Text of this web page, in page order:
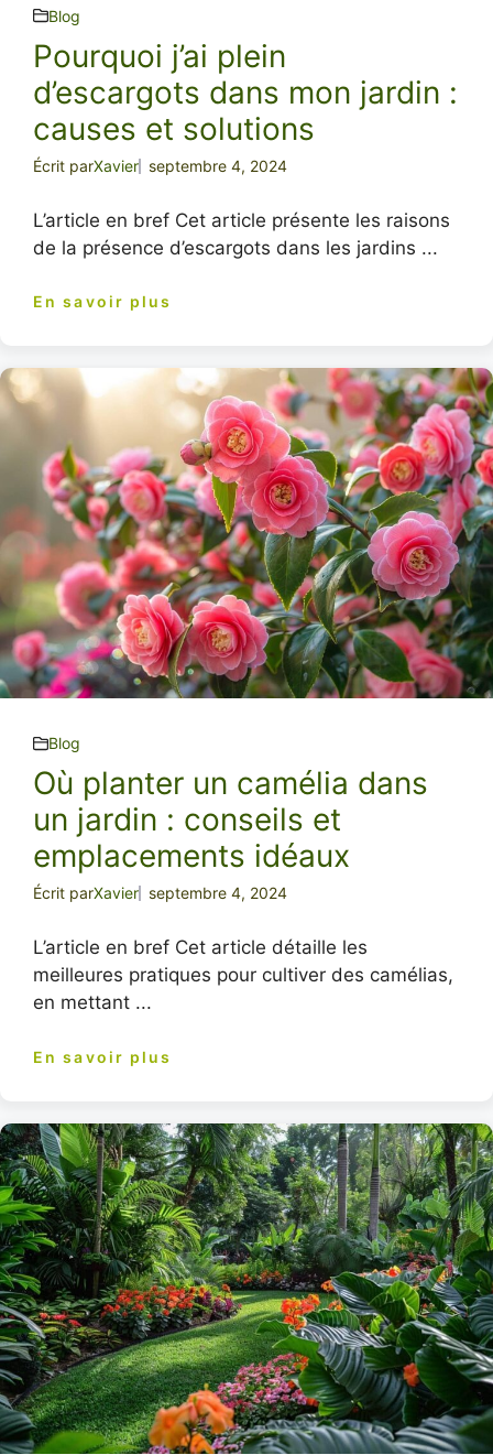
Blog
Pourquoi j’ai plein
d’escargots dans mon jardin :
causes et solutions
Écrit parXavier septembre 4, 2024
L’article en bref Cet article présente les raisons
de la présence d’escargots dans les jardins ...
En savoir plus
Blog
Où planter un camélia dans
un jardin : conseils et
emplacements idéaux
Écrit parXavier septembre 4, 2024
L’article en bref Cet article détaille les
meilleures pratiques pour cultiver des camélias,
en mettant ...
En savoir plus